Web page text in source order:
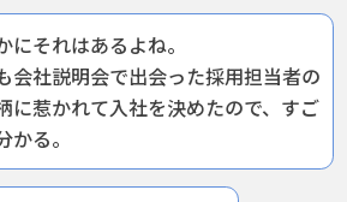
にそれはあるよね。
会社説明会で出会った採用担当者の
に惹かれて入社を決めたので、すご
かる。